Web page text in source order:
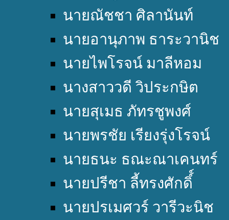
นายณัชชา ศิลานันท์
นายอานุภาพ ธาระวานิช
นายไพโรจน์ มาลีหอม
นางสาววดี วิประกษิต
นายสุเมธ ภัทรชูพงศ์
นายพรชัย เรียงรุ่งโรจน์
นายธนะ ธณะณาเคนทร์
นายปรีชา ลี้ทรงศักดิ์์
นายปรเมศวร์ วารีวะนิช